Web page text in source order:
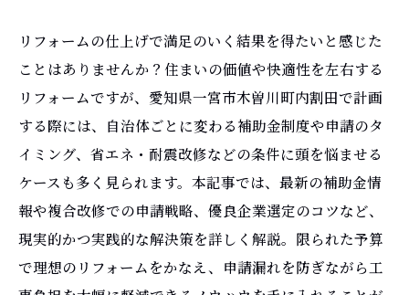
リフォームの仕上げで満足のいく結果を得たいと感じた
ことはありませんか？住まいの価値や快適性を左右する
リフォームですが、愛知県一宮市木曽川町内割田で計画
する際には、自治体ごとに変わる補助金制度や申請のタ
イミング、省エネ・耐震改修などの条件に頭を悩ませる
ケースも多く見られます。本記事では、最新の補助金情
報や複合改修での申請戦略、優良企業選定のコツなど、
現実的かつ実践的な解決策を詳しく解説。限られた予算
で理想のリフォームをかなえ、申請漏れを防ぎながら工